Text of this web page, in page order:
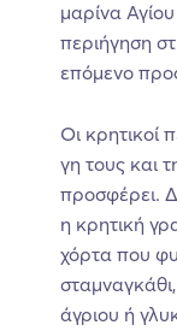
μαρίνα
περιήγηση
επόμενο
Οι κρητικοί
γη τους και
προσφέρει.
η κρητική
χόρτα που
άγριου ή